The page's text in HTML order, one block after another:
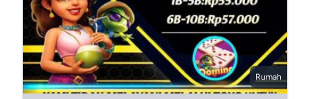
Rumah